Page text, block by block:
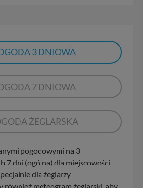
3 DNIOWA
7 DNIOWA
ŻEGLARSKA
pogodowymi na 3
7 dni (ogólna) dla miejscowości
dla żeglarzy
również meteogram żeglarski, aby